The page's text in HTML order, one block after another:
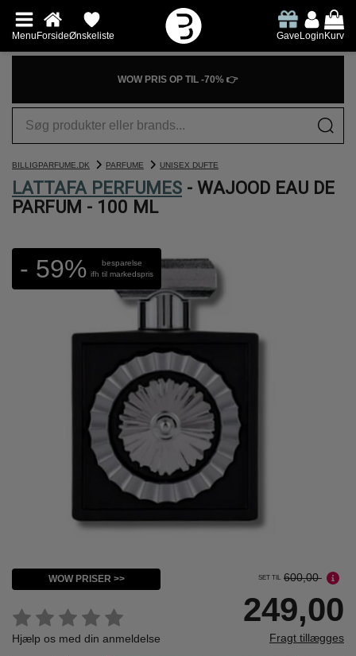
MenuForsideØnskeliste GaveLoginKurv
WOW PRIS OP TIL -70% 👉
BILLIGPARFUME.DK PARFUME UNISEX DUFTE
LATTAFA PERFUMES - WAJOOD EAU DE
PARFUM - 100 ML
- 59%
besparelse
ifh til markedspris
WOW PRISER >>
Hjælp os med din anmeldelse
SET TIL 600,00
249,00
Fragt tillægges